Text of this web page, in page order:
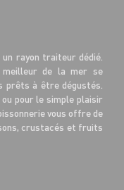
un rayon traiteur dédié.
meilleur de la mer se
prêts à être dégustés.
pour le simple plaisir
vous offre de
crustacés et fruits